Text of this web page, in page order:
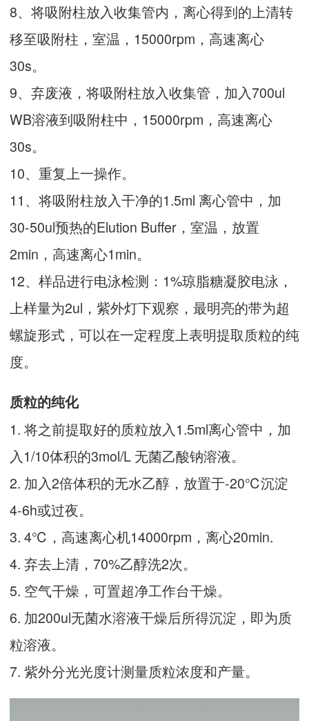
8、将吸附柱放入收集管内，离心得到的上清转
移至吸附柱，室温，15000rpm，高速离心
30s。
9、弃废液，将吸附柱放入收集管，加入700ul
WB溶液到吸附柱中，15000rpm，高速离心
30s。
10、重复上一操作。
11、将吸附柱放入干净的1.5ml 离心管中，加
30-50ul预热的Elution Buffer，室温，放置
2min，高速离心1min。
12、样品进行电泳检测：1%琼脂糖凝胶电泳，
上样量为2ul，紫外灯下观察，最明亮的带为超
螺旋形式，可以在一定程度上表明提取质粒的纯
度。
质粒的纯化
1. 将之前提取好的质粒放入1.5ml离心管中，加
入1/10体积的3mol/L 无菌乙酸钠溶液。
2. 加入2倍体积的无水乙醇，放置于-20℃沉淀
4-6h或过夜。
3. 4℃，高速离心机14000rpm，离心20min.
4. 弃去上清，70%乙醇洗2次。
5. 空气干燥，可置超净工作台干燥。
6. 加200ul无菌水溶液干燥后所得沉淀，即为质
粒溶液。
7. 紫外分光光度计测量质粒浓度和产量。